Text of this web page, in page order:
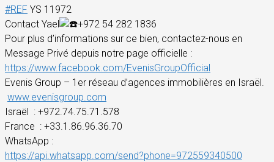
#REF YS 11972
Contact Yael
+972 54 282 1836
Pour plus d’informations sur ce bien, contactez-nous en
Message Privé depuis notre page officielle :
https://www.facebook.com/EvenisGroupOfficial
Evenis Group – 1er réseau d’agences immobilières en Israël.
www.evenisgroup.com
Israël : +972.74.75.71.578
France : +33.1.86.96.36.70
WhatsApp :
https://api.whatsapp.com/send?phone=972559340500